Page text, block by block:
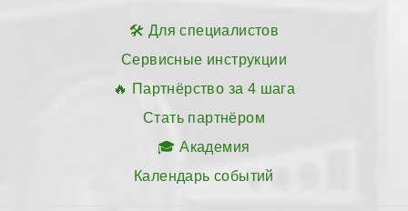
Для специалистов
Сервисные инструкции
Партнёрство за 4 шага
Стать партнёром
Академия
Календарь событий